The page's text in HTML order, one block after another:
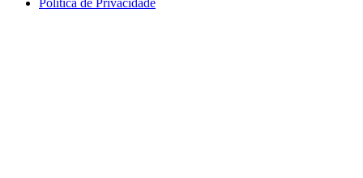
Política de Privacidade